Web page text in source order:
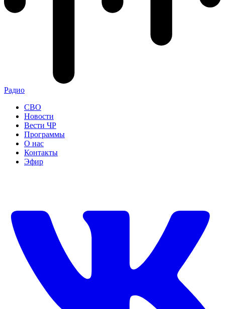
Радио
СВО
Новости
Вести ЧР
Программы
О нас
Контакты
Эфир